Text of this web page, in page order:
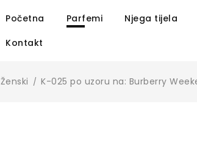
Početna Parfemi Njega tijela
Kontakt
Ženski / K-025 po uzoru na: Burberry